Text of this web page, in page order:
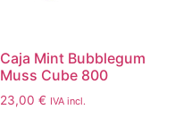
Caja Mint Bubblegum
Muss Cube 800
23,00 € IVA incl.